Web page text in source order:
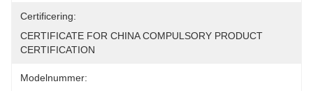
Certificering:
CERTIFICATE FOR CHINA COMPULSORY PRODUCT
CERTIFICATION
Modelnummer: